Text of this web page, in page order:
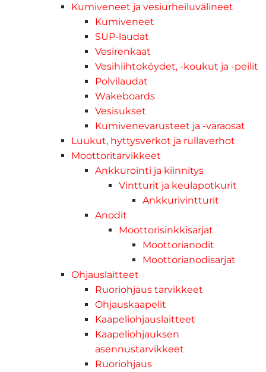
Kumiveneet ja vesiurheiluvälineet
Kumiveneet
SUP-laudat
Vesirenkaat
Vesihiihtoköydet, -koukut ja -peilit
Polvilaudat
Wakeboards
Vesisukset
Kumivenevarusteet ja -varaosat
Luukut, hyttysverkot ja rullaverhot
Moottoritarvikkeet
Ankkurointi ja kiinnitys
Vintturit ja keulapotkurit
Ankkurivintturit
Anodit
Moottorisinkkisarjat
Moottorianodit
Moottorianodisarjat
Ohjauslaitteet
Ruoriohjaus tarvikkeet
Ohjauskaapelit
Kaapeliohjauslaitteet
Kaapeliohjauksen
asennustarvikkeet
Ruoriohjaus